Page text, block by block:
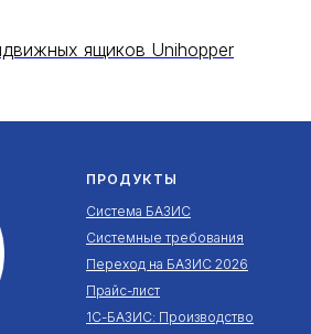
ящиков Unihopper
ПРОДУКТЫ
Система БАЗИС
Системные требования
Переход на БАЗИС 2026
Прайс-лист
1С-БАЗИС: Производство